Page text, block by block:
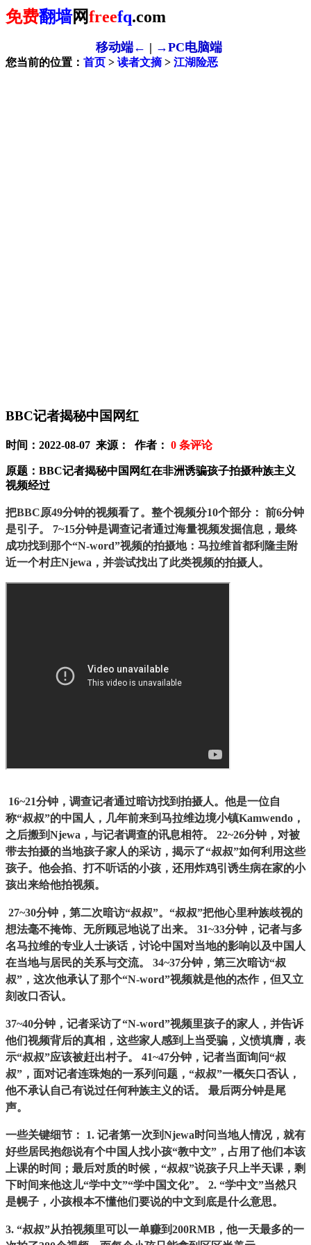
免费翻墙网freefq.com
移动端← | →PC电脑端
您当前的位置： 首页 > 读者文摘> 江湖险恶
BBC记者揭秘中国网红
时间：2022-08-07 来源： 作者： 0 条评论
原题：BBC记者揭秘中国网红在非洲诱骗孩子拍摄种族主义
视频经过
把BBC原49分钟的视频看了。整个视频分10个部分： 前6分钟
是引子。 7~15分钟是调查记者通过海量视频发掘信息，最终
成功找到那个“N-word”视频的拍摄地：马拉维首都利隆圭附
近一个村庄Njewa，并尝试找出了此类视频的拍摄人。
16~21分钟，调查记者通过暗访找到拍摄人。他是一位自
称“叔叔”的中国人，几年前来到马拉维边境小镇Kamwendo，
之后搬到Njewa，与记者调查的讯息相符。 22~26分钟，对被
带去拍摄的当地孩子家人的采访，揭示了“叔叔”如何利用这些
孩子。他会掐、打不听话的小孩，还用炸鸡引诱生病在家的小
孩出来给他拍视频。
27~30分钟，第二次暗访“叔叔”。“叔叔”把他心里种族歧视的
想法毫不掩饰、无所顾忌地说了出来。 31~33分钟，记者与多
名马拉维的专业人士谈话，讨论中国对当地的影响以及中国人
在当地与居民的关系与交流。 34~37分钟，第三次暗访“叔
叔”，这次他承认了那个“N-word”视频就是他的杰作，但又立
刻改口否认。
37~40分钟，记者采访了“N-word”视频里孩子的家人，并告诉
他们视频背后的真相，这些家人感到上当受骗，义愤填膺，表
示“叔叔”应该被赶出村子。 41~47分钟，记者当面询问“叔
叔”，面对记者连珠炮的一系列问题，“叔叔”一概矢口否认，
他不承认自己有说过任何种族主义的话。 最后两分钟是尾
声。
一些关键细节： 1. 记者第一次到Njewa时问当地人情况，就有
好些居民抱怨说有个中国人找小孩“教中文”，占用了他们本该
上课的时间；最后对质的时候，“叔叔”说孩子只上半天课，剩
下时间来他这儿“学中文”“学中国文化”。 2. “学中文”当然只
是幌子，小孩根本不懂他们要说的中文到底是什么意思。
3. “叔叔”从拍视频里可以一单赚到200RMB，他一天最多的一